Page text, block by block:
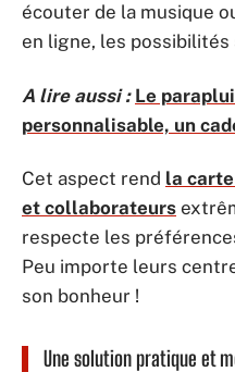
écouter de la musique
en ligne, les
A lire aussi : Le
personnalisable, un
Cet aspect rend la
et collaborateurs
respecte les
Peu importe leurs
son bonheur !
Une solution pratique et